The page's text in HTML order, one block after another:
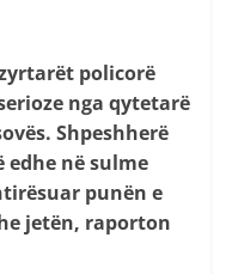
policorë
nga qytetarë
Shpeshherë
edhe në sulme
punën e
jetën, raporton